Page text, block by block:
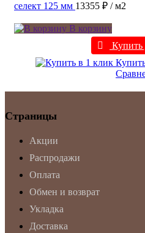
селект 125 мм 13355 ₽ / м2
В корзину
Купить
Страницы
Акции
Распродажи
Оплата
Обмен и возврат
Укладка
Доставка